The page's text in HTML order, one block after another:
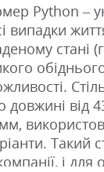
Python –
випадки
стані
довжині від
Такий
і для